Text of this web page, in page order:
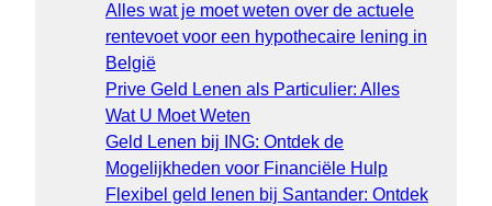
Alles wat je moet weten over de actuele
rentevoet voor een hypothecaire lening in
België
Prive Geld Lenen als Particulier: Alles
Wat U Moet Weten
Geld Lenen bij ING: Ontdek de
Mogelijkheden voor Financiële Hulp
Flexibel geld lenen bij Santander: Ontdek